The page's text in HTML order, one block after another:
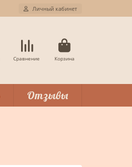
Личный кабинет
Сравнение Корзина
Отзывы